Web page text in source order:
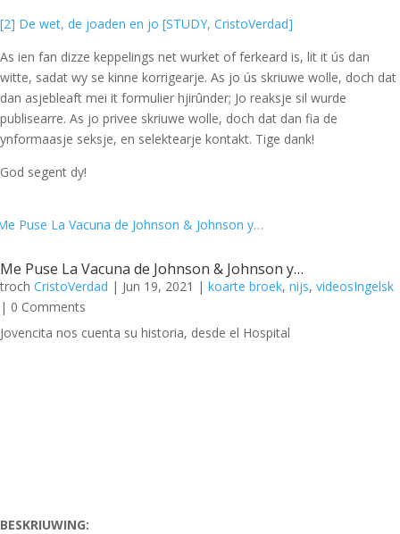
[2] De wet, de joaden en jo [STUDY, CristoVerdad]
As ien fan dizze keppelings net wurket of ferkeard is, lit it ús dan
witte, sadat wy se kinne korrigearje. As jo ús skriuwe wolle, doch dat
dan asjebleaft mei it formulier hjirûnder; Jo reaksje sil wurde
publisearre. As jo privee skriuwe wolle, doch dat dan fia de
ynformaasje seksje, en selektearje kontakt. Tige dank!
God segent dy!
Me Puse La Vacuna de Johnson & Johnson y…
troch CristoVerdad | Jun 19, 2021 | koarte broek, nijs, videosIngelsk
| 0 Comments
Jovencita nos cuenta su historia, desde el Hospital
BESKRIUWING: